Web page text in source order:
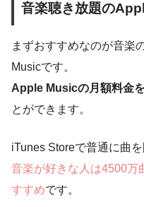
音楽聴き放題の
まずおすすめなのが音楽
Musicです。
Apple Musicの月額料金
とができます。
iTunes Storeで普通に曲
音楽が好きな人は4500万
すすめです。